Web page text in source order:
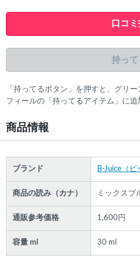
口コ
持って
「持ってるボタン」を押すと、グリ
フィールの「持ってるアイテム」に追
商品情報
ブランド B-Juice（ビ
商品の読み（カナ） ミックスブ
通販参考価格 1,600円
容量 ml 30 ml